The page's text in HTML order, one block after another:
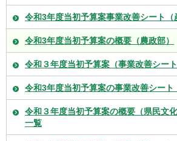
令和3年度当初予算案事業改善シート（
令和3年度当初予算案の概要（農政部）
令和３年度当初予算案（事業改善シー
令和3年度当初予算案の事業改善シート
令和３年度当初予算案の概要（県民文
一覧